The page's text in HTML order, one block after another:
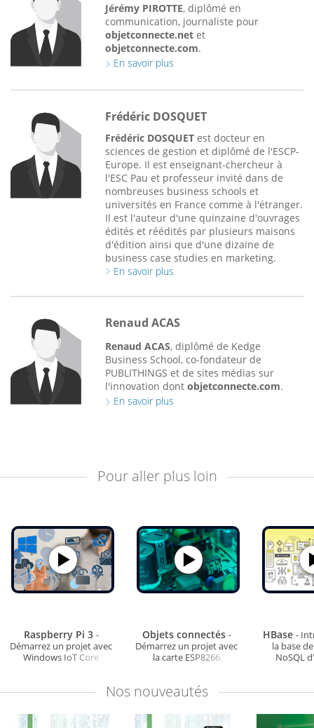
Jérémy PIROTTE, diplômé en
communication, journaliste pour
objetconnecte.net et
objetconnecte.com.
En savoir plus
Frédéric DOSQUET
Frédéric DOSQUET est docteur en
sciences de gestion et diplômé de l'ESCP-
Europe. Il est enseignant-chercheur à
l'ESC Pau et professeur invité dans de
nombreuses business schools et
universités en France comme à l'étranger.
Il est l'auteur d'une quinzaine d'ouvrages
édités et réédités par plusieurs maisons
d'édition ainsi que d'une dizaine de
business case studies en marketing.
En savoir plus
Renaud ACAS
Renaud ACAS, diplômé de Kedge
Business School, co-fondateur de
PUBLITHINGS et de sites médias sur
l'innovation dont objetconnecte.com.
En savoir plus
Pour aller plus loin
Raspberry Pi 3 -
Démarrez un projet avec
Windows IoT Core
Objets connectés -
Démarrez un projet avec
la carte ESP8266
HBase -
la base
NoSQL
Nos nouveautés